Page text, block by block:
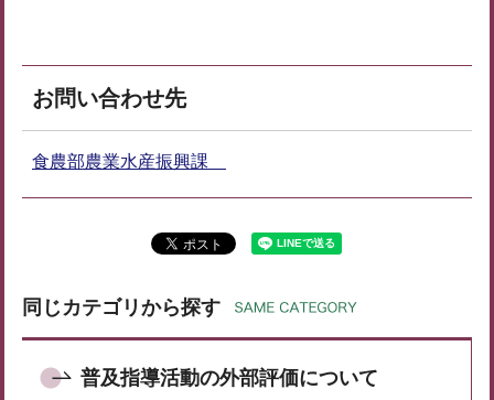
お問い合わせ先
食農部農業水産振興課
同じカテゴリから探す
普及指導活動の外部評価について